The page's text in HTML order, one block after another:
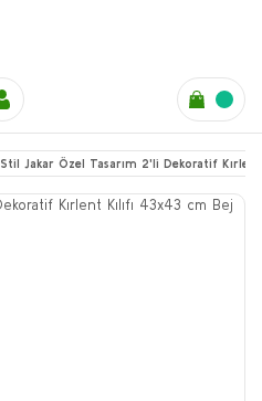
Stil Jakar Özel Tasarım 2'li Dekoratif